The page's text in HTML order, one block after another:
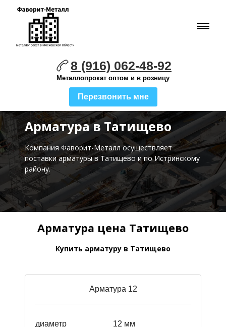
8 (916) 062-48-92
Металлопрокат оптом и в розницу
Перезвонить мне
Арматура в Татищево
Компания Фаворит-Металл осуществляет
поставкиарматуры в Татищево и по Истринскому
району.
Арматура цена Татищево
Купить арматуру в Татищево
Арматура 12
диаметр 12 мм